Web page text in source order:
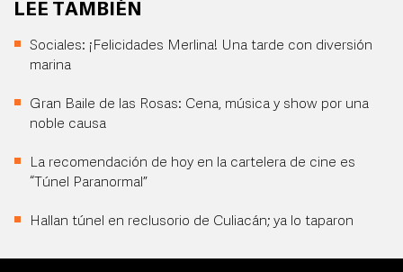
LEE TAMBIÉN
Sociales: ¡Felicidades Merlina! Una tarde con diversión
marina
Gran Baile de las Rosas: Cena, música y show por una
noble causa
La recomendación de hoy en la cartelera de cine es
“Túnel Paranormal”
Hallan túnel en reclusorio de Culiacán; ya lo taparon